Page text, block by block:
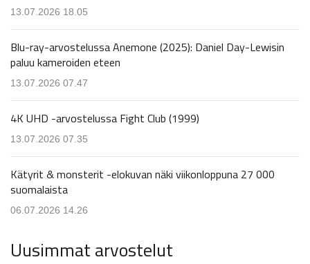
13.07.2026 18.05
Blu-ray-arvostelussa Anemone (2025): Daniel Day-Lewisin
paluu kameroiden eteen
13.07.2026 07.47
4K UHD -arvostelussa Fight Club (1999)
13.07.2026 07.35
Kätyrit & monsterit -elokuvan näki viikonloppuna 27 000
suomalaista
06.07.2026 14.26
Uusimmat arvostelut